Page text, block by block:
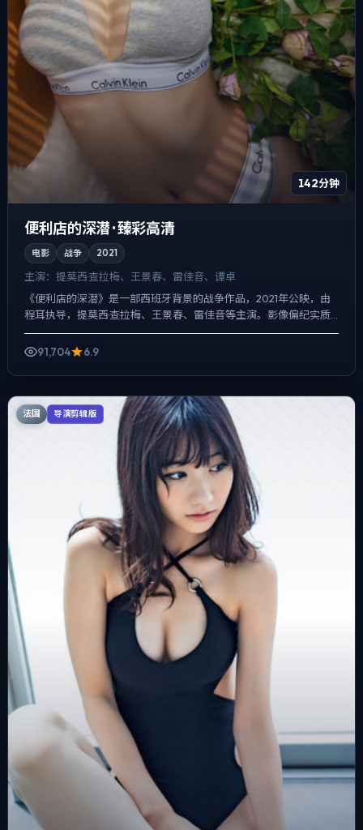
142分钟
便利店的深潜 · 臻彩高清
电影 战争 2021
主演： 提莫西·查拉梅、王景春、雷佳音、谭卓
《便利店的深潜》是一部西班牙背景的战争作品，2021年公映，由
程耳执导，提莫西·查拉梅、王景春、雷佳音等主演。影像偏纪实质
感，手持与固定机位交替出现，真相并非一次性抛出，而是在...
91,704
6.9
法国 导演剪辑版